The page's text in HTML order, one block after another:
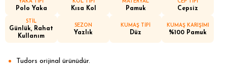
YAKA TİPİ
Polo Yaka
KOL TİPİ
Kısa Kol
MATERYAL
Pamuk
CEP TİPİ
Cepsiz
STİL
Günlük, Rahat
Kullanım
SEZON
Yazlık
KUMAŞ TİPİ
Düz
KUMAŞ KARIŞIMI
%100 Pamuk
Tudors orijinal ürünüdür.